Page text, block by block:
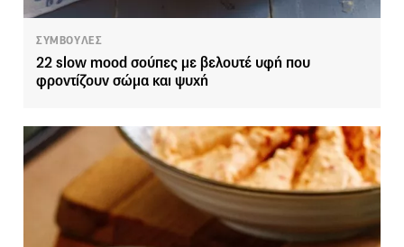
ΣΥΜΒΟΥΛΕΣ
22 slow mood σούπες με βελουτέ υφή που
φροντίζουν σώμα και ψυχή